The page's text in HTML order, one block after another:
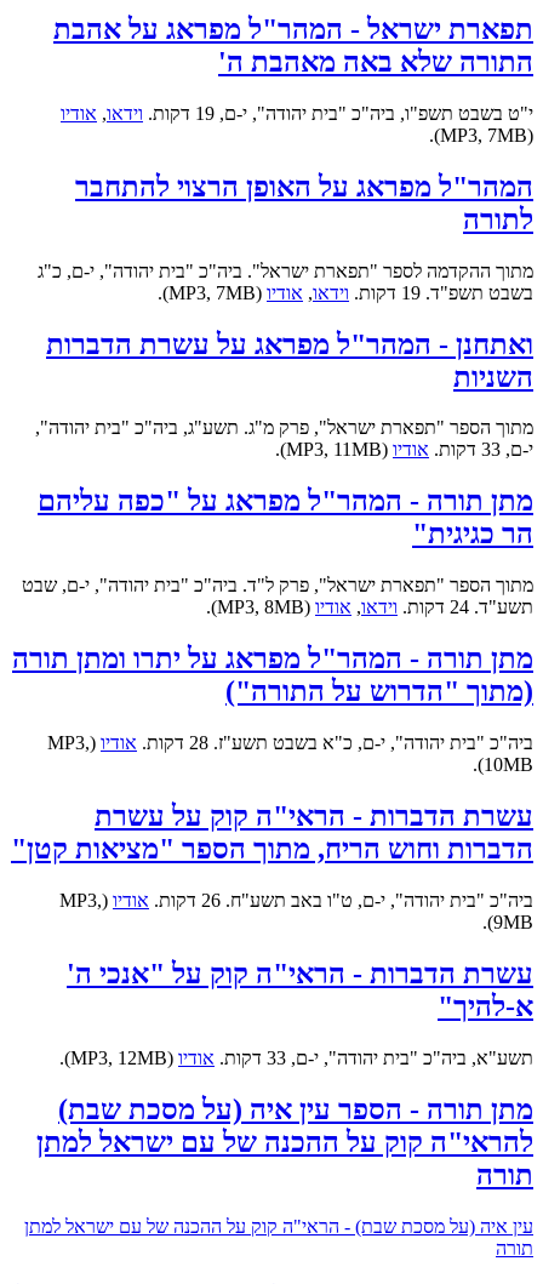
תפארת ישראל - המהר"ל מפראג על אהבת
התורה שלא באה מאהבת ה'
י"ט בשבט תשפ"ו, ביה"כ "בית יהודה", י-ם, 19 דקות. וידאו, אודיו
(MP3, 7MB).
המהר"ל מפראג על האופן הרצוי להתחבר
לתורה
מתוך ההקדמה לספר "תפארת ישראל". ביה"כ "בית יהודה", י-ם, כ"ג
בשבט תשפ"ד. 19 דקות.
וידאו, אודיו (MP3, 7MB).
ואתחנן - המהר"ל מפראג על עשרת הדברות
השניות
מתוך הספר "תפארת ישראל", פרק מ"ג. תשע"ג, ביה"כ "בית יהודה",
י-ם, 33 דקות.
אודיו (MP3, 11MB).
מתן תורה - המהר"ל מפראג על "כפה עליהם
הר כגיגית"
מתוך הספר "תפארת ישראל", פרק ל"ד. ביה"כ "בית יהודה", י-ם, שבט
תשע"ד. 24 דקות.
וידאו, אודיו (MP3, 8MB).
מתן תורה - המהר"ל מפראג על יתרו ומתן תורה
(מתוך "הדרוש על התורה")
ביה"כ "בית יהודה", י-ם, כ"א בשבט תשע"ז. 28 דקות. אודיו (MP3,
10MB).
עשרת הדברות - הראי"ה קוק על עשרת
הדברות וחוש הריח, מתוך הספר "מציאות קטן"
ביה"כ "בית יהודה", י-ם, ט"ו באב תשע"ח. 26 דקות. אודיו (MP3,
9MB).
עשרת הדברות - הראי"ה קוק על "אנכי ה'
א-להיך"
תשע"א, ביה"כ "בית יהודה", י-ם, 33 דקות. אודיו (MP3, 12MB).
מתן תורה - הספר עין איה (על מסכת שבת)
להראי"ה קוק על ההכנה של עם ישראל למתן
תורה
עין איה (על מסכת שבת) - הראי"ה קוק על ההכנה של עם ישראל למתן
תורה